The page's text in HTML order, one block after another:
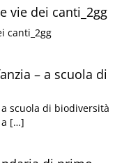
vie dei canti_2gg
canti_2gg
– a scuola di
scuola di biodiversità
a […]